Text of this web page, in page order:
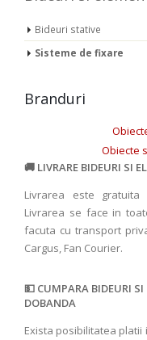
Bideuri stative
Sisteme de fixare
Branduri
Obiecte
LIVRARE BIDEURI SI
Livrarea este
Livrarea se face in
facuta cu transport
Cargus, Fan Courier.
CUMPARA BIDEURI
DOBANDA
Exista posibilitatea